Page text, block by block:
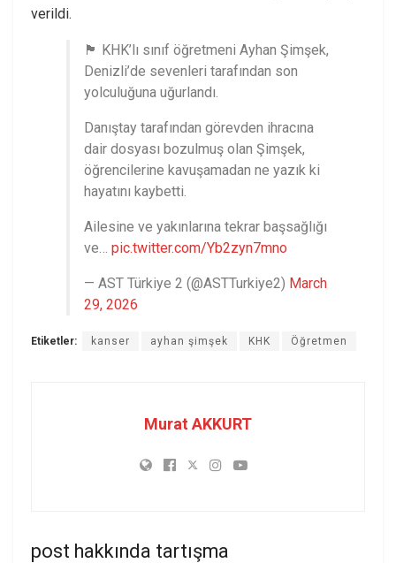
verildi.
🏴 KHK’lı sınıf öğretmeni Ayhan Şimşek,
Denizli’de sevenleri tarafından son
yolculuğuna uğurlandı.
Danıştay tarafından görevden ihracına
dair dosyası bozulmuş olan Şimşek,
öğrencilerine kavuşamadan ne yazık ki
hayatını kaybetti.
Ailesine ve yakınlarına tekrar başsağlığı
ve… pic.twitter.com/Yb2zyn7mno
— AST Türkiye 2 (@ASTTurkiye2) March
29, 2026
Etiketler: kanser ayhan şimşek KHK Öğretmen
Murat AKKURT
post hakkında tartışma